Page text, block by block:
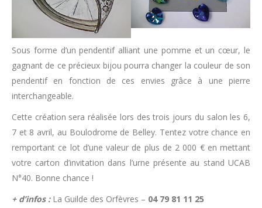
Sous forme d’un pendentif alliant une pomme et un cœur, le
gagnant de ce précieux bijou pourra changer la couleur de son
pendentif en fonction de ces envies grâce à une pierre
interchangeable.
Cette création sera réalisée lors des trois jours du salon les 6,
7 et 8 avril, au Boulodrome de Belley. Tentez votre chance en
remportant ce lot d’une valeur de plus de 2 000 € en mettant
votre carton d’invitation dans l’urne présente au stand UCAB
N°40. Bonne chance !
+ d’infos : La Guilde des Orfèvres – 04 79 81 11 25